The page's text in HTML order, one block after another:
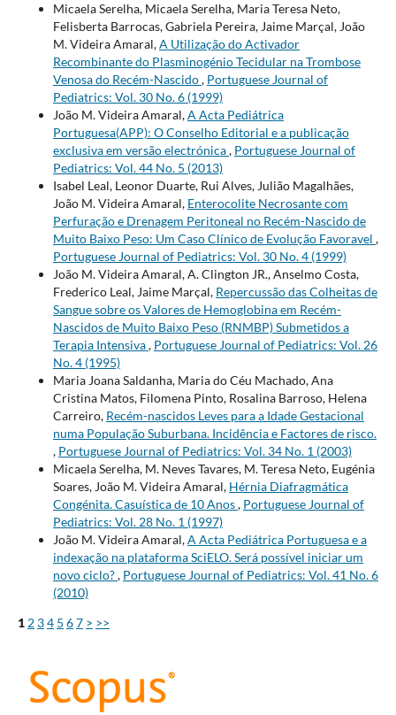
Micaela Serelha, Micaela Serelha, Maria Teresa Neto,
Felisberta Barrocas, Gabriela Pereira, Jaime Marçal, João
M. Videira Amaral,A Utilização do Activador
Recombinante do Plasminogénio Tecidular na Trombose
Venosa do Recém-Nascido, Portuguese Journal of
Pediatrics: Vol. 30 No. 6 (1999)
João M. Videira Amaral,A Acta Pediátrica
Portuguesa(APP): O Conselho Editorial e a publicação
exclusiva em versão electrónica, Portuguese Journal of
Pediatrics: Vol. 44 No. 5 (2013)
Isabel Leal, Leonor Duarte, Rui Alves, Julião Magalhães,
João M. Videira Amaral, Enterocolite Necrosante com
Perfuração e Drenagem Peritoneal no Recém-Nascido de
Muito Baixo Peso: Um Caso Clínico de Evolução Favoravel ,
Portuguese Journal of Pediatrics: Vol. 30 No. 4 (1999)
João M. Videira Amaral, A. Clington JR., Anselmo Costa,
Frederico Leal, Jaime Marçal, Repercussão das Colheitas de
Sangue sobre os Valores de Hemoglobina em Recém-
Nascidos de Muito Baixo Peso (RNMBP) Submetidos a
Terapia Intensiva, Portuguese Journal of Pediatrics: Vol. 26
No. 4 (1995)
Maria Joana Saldanha, Maria do Céu Machado, Ana
Cristina Matos, Filomena Pinto, Rosalina Barroso, Helena
Carreiro, Recém-nascidos Leves para a Idade Gestacional
numa População Suburbana. Incidência e Factores de risco.
, Portuguese Journal of Pediatrics: Vol. 34 No. 1 (2003)
Micaela Serelha, M. Neves Tavares, M. Teresa Neto, Eugénia
Soares, João M. Videira Amaral, Hérnia Diafragmática
Congénita. Casuística de 10 Anos, Portuguese Journal of
Pediatrics: Vol. 28 No. 1 (1997)
João M. Videira Amaral,A Acta Pediátrica Portuguesa e a
indexação na plataforma SciELO. Será possível iniciar um
novo ciclo?, Portuguese Journal of Pediatrics: Vol. 41 No. 6
(2010)
1 2 34 5 67 > >>